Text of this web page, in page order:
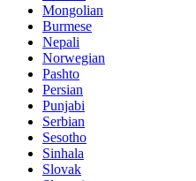
Mongolian
Burmese
Nepali
Norwegian
Pashto
Persian
Punjabi
Serbian
Sesotho
Sinhala
Slovak